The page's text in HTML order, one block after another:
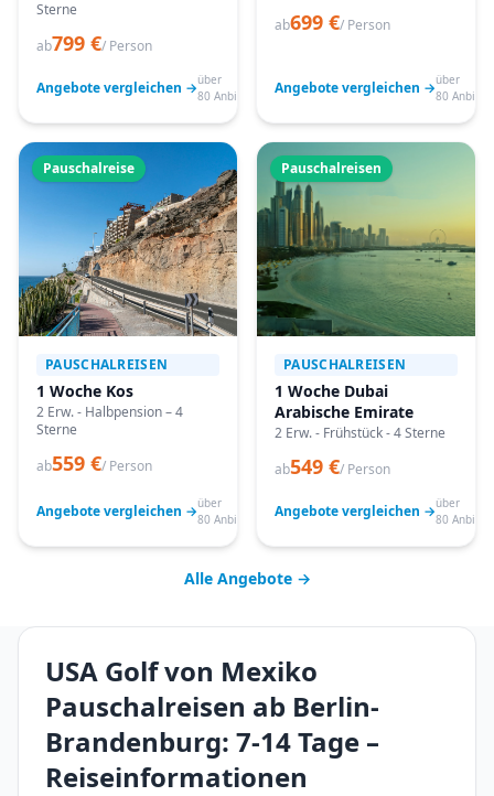
Sterne
ab799 €/ Person
Angebote vergleichen →über
80 Anbieter
ab699 €/ Person
Angebote vergleichen →über
80
Pauschalreise
PAUSCHALREISEN
1 Woche Kos
2 Erw. - Halbpension – 4
Sterne
ab559 €/ Person
Angebote vergleichen →über
80 Anbieter
Pauschalreisen
PAUSCHALREISEN
1 Woche Dubai
Arabische Emirate
2 Erw. - Frühstück - 4 Sterne
ab549 €/ Person
Angebote vergleichen →über
80
Alle Angebote →
USA Golf von Mexiko
Pauschalreisen ab Berlin-
Brandenburg: 7-14 Tage –
Reiseinformationen